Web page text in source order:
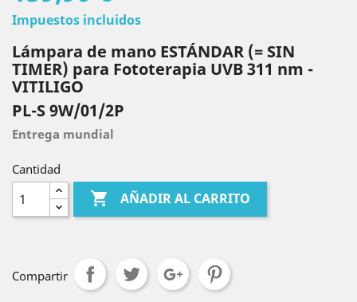
Impuestos incluidos
Lámpara de mano ESTÁNDAR (= SIN
TIMER) para Fototerapia UVB 311 nm -
VITILIGO
PL-S 9W/01/2P
Entrega mundial
Cantidad
 AÑADIR AL CARRITO
Compartir